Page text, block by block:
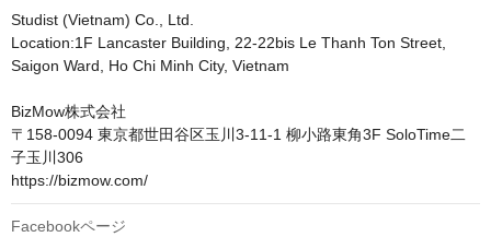
Studist (Vietnam) Co., Ltd.
Location:1F Lancaster Building, 22-22bis Le Thanh Ton Street,
Saigon Ward, Ho Chi Minh City, Vietnam
BizMow株式会社
〒158-0094 東京都世田谷区玉川3-11-1 柳小路東角3F SoloTime二
子玉川306
https://bizmow.com/
Facebookページ